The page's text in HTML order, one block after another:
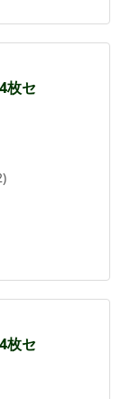
枚セ
枚セ